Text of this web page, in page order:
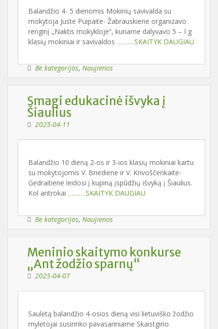
Balandžio 4- 5 dienomis Mokinių savivalda su
mokytoja Juste Puipaite- Žabrauskiene organizavo
renginį „Naktis mokykloje“, kuriame dalyvavo 5 – I g
klasių mokiniai ir savivaldos ……….SKAITYK DAUGIAU
Be kategorijos, Naujienos
Smagi edukacinė išvyka į
Šiaulius
2025-04-11
Balandžio 10 dieną 2-os ir 3-ios klasių mokiniai kartu
su mokytojomis V. Briediene ir V. Krivoščenkaite-
Gedraitiene leidosi į kupiną įspūdžių išvyką į Šiaulius.
Kol antrokai ……….SKAITYK DAUGIAU
Be kategorijos, Naujienos
Meninio skaitymo konkurse
„Ant žodžio sparnų“
2025-04-07
Saulėtą balandžio 4-osios dieną visi lietuviško žodžio
mylėtojai susirinko pavasariniame Skaistgirio